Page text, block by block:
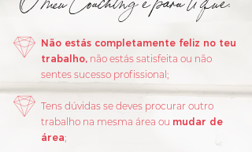
,
Não estás completamente feliz no teu
trabalho, não estás satisfeita ou não
sentes sucesso profissional;
Tens dúvidas se deves procurar outro
trabalho na mesma área ou mudar de
área;